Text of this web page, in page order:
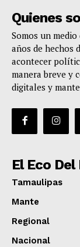
Quienes
Somos un
años de hechos
acontecer
manera breve y
digitales y
El Eco
Tamaulipas
Mante
Regional
Nacional